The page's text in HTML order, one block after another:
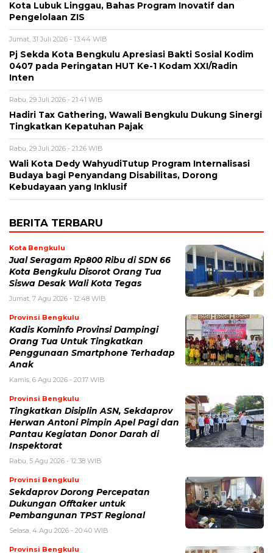
Kota Lubuk Linggau, Bahas Program Inovatif dan
Pengelolaan ZIS
Jumat, 31 Juli 2026 - 13:44 WIB
Pj Sekda Kota Bengkulu Apresiasi Bakti Sosial Kodim
0407 pada Peringatan HUT Ke-1 Kodam XXI/Radin
Inten
Rabu, 29 Juli 2026 - 21:41 WIB
Hadiri Tax Gathering, Wawali Bengkulu Dukung Sinergi
Tingkatkan Kepatuhan Pajak
Rabu, 29 Juli 2026 - 21:26 WIB
Wali Kota Dedy WahyudiTutup Program Internalisasi
Budaya bagi Penyandang Disabilitas, Dorong
Kebudayaan yang Inklusif
BERITA TERBARU
Kota Bengkulu
Jual Seragam Rp800 Ribu di SDN 66
Kota Bengkulu Disorot Orang Tua
Siswa Desak Wali Kota Tegas
Jumat, 7 Agu 2026 - 12:48 WIB
Provinsi Bengkulu
Kadis Kominfo Provinsi Dampingi
Orang Tua Untuk Tingkatkan
Penggunaan Smartphone Terhadap
Anak
Kamis, 6 Agu 2026 - 20:17 WIB
Provinsi Bengkulu
Tingkatkan Disiplin ASN, Sekdaprov
Herwan Antoni Pimpin Apel Pagi dan
Pantau Kegiatan Donor Darah di
Inspektorat
Rabu, 5 Agu 2026 - 12:38 WIB
Provinsi Bengkulu
Sekdaprov Dorong Percepatan
Dukungan Offtaker untuk
Pembangunan TPST Regional
Selasa, 4 Agu 2026 - 20:40 WIB
Provinsi Bengkulu